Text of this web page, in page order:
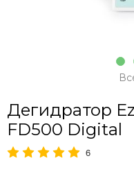
Дегидратор
FD500 Digital
6